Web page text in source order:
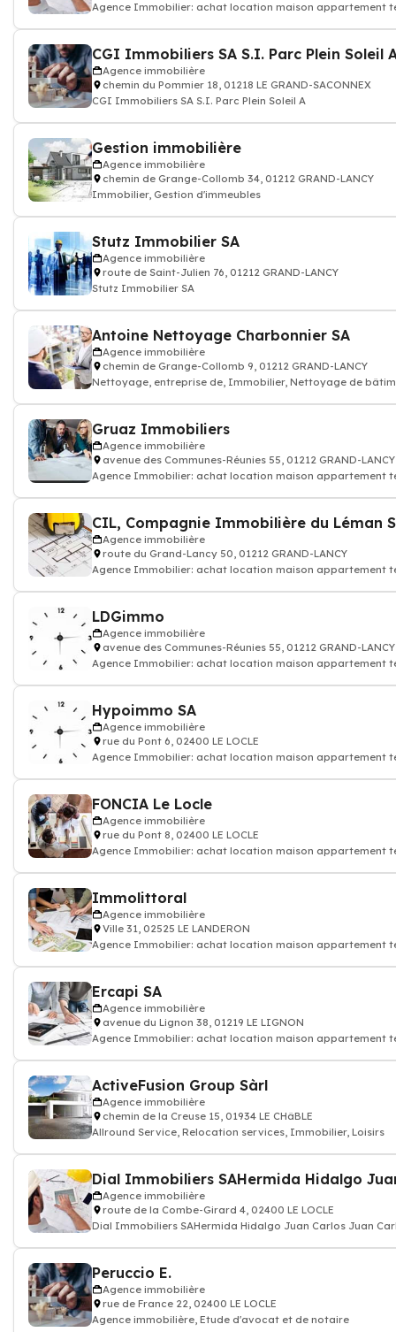
Agence Immobilier: achat location maison appartement
CGI Immobiliers SA S.I. Parc Plein Soleil
Agence immobilière
chemin du Pommier 18, 01218 LE GRAND-SACONNEX
CGI Immobiliers SA S.I. Parc Plein Soleil A
Gestion immobilière
Agence immobilière
chemin de Grange-Collomb 34, 01212 GRAND-LANCY
Immobilier, Gestion d'immeubles
Stutz Immobilier SA
Agence immobilière
route de Saint-Julien 76, 01212 GRAND-LANCY
Stutz Immobilier SA
Antoine Nettoyage Charbonnier SA
Agence immobilière
chemin de Grange-Collomb 9, 01212 GRAND-LANCY
Nettoyage, entreprise de, Immobilier, Nettoyage de
Gruaz Immobiliers
Agence immobilière
avenue des Communes-Réunies 55, 01212 GRAND-LANCY
Agence Immobilier: achat location maison appartement
CIL, Compagnie Immobilière du Léman
Agence immobilière
route du Grand-Lancy 50, 01212 GRAND-LANCY
Agence Immobilier: achat location maison appartement
LDGimmo
Agence immobilière
avenue des Communes-Réunies 55, 01212 GRAND-LANCY
Agence Immobilier: achat location maison appartement
Hypoimmo SA
Agence immobilière
rue du Pont 6, 02400 LE LOCLE
Agence Immobilier: achat location maison appartement
FONCIA Le Locle
Agence immobilière
rue du Pont 8, 02400 LE LOCLE
Agence Immobilier: achat location maison appartement
Immolittoral
Agence immobilière
Ville 31, 02525 LE LANDERON
Agence Immobilier: achat location maison appartement
Ercapi SA
Agence immobilière
avenue du Lignon 38, 01219 LE LIGNON
Agence Immobilier: achat location maison appartement
ActiveFusion Group Sàrl
Agence immobilière
chemin de la Creuse 15, 01934 LE CHâBLE
Allround Service, Relocation services, Immobilier, Loisirs
Agence immobilière
route de la Combe-Girard 4, 02400 LE LOCLE
Dial Immobiliers SAHermida Hidalgo Juan Carlos Juan
Peruccio E.
Agence immobilière
rue de France 22, 02400 LE LOCLE
Agence immobilière, Etude d'avocat et de notaire